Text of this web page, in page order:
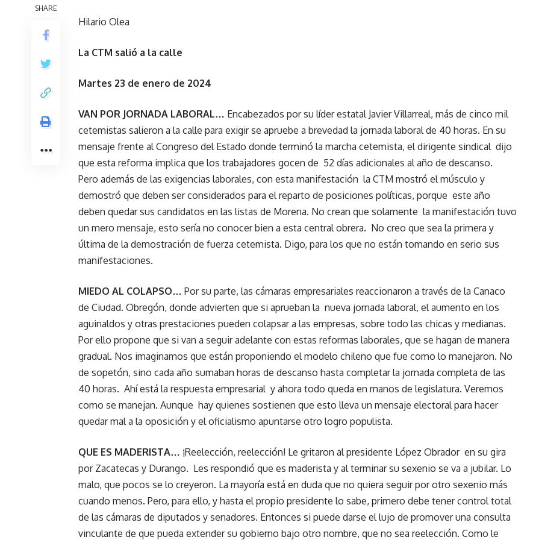
SHARE
Hilario Olea
La CTM salió a la calle
Martes 23 de enero de 2024
VAN POR JORNADA LABORAL… Encabezados por su líder estatal Javier Villarreal, más de cinco mil
cetemistas salieron a la calle para exigir se apruebe a brevedad la jornada laboral de 40 horas. En su
mensaje frente al Congreso del Estado donde terminó la marcha cetemista, el dirigente sindical dijo
que esta reforma implica que los trabajadores gocen de 52 días adicionales al año de descanso.
Pero además de las exigencias laborales, con esta manifestación la CTM mostró el músculo y
demostró que deben ser considerados para el reparto de posiciones políticas, porque este año
deben quedar sus candidatos en las listas de Morena. No crean que solamente la manifestación tuvo
un mero mensaje, esto sería no conocer bien a esta central obrera. No creo que sea la primera y
última de la demostración de fuerza cetemista. Digo, para los que no están tomando en serio sus
manifestaciones.
MIEDO AL COLAPSO… Por su parte, las cámaras empresariales reaccionaron a través de la Canaco
de Ciudad. Obregón, donde advierten que si aprueban la nueva jornada laboral, el aumento en los
aguinaldos y otras prestaciones pueden colapsar a las empresas, sobre todo las chicas y medianas.
Por ello propone que si van a seguir adelante con estas reformas laborales, que se hagan de manera
gradual. Nos imaginamos que están proponiendo el modelo chileno que fue como lo manejaron. No
de sopetón, sino cada año sumaban horas de descanso hasta completar la jornada completa de las
40 horas. Ahí está la respuesta empresarial y ahora todo queda en manos de legislatura. Veremos
como se manejan. Aunque hay quienes sostienen que esto lleva un mensaje electoral para hacer
quedar mal a la oposición y el oficialismo apuntarse otro logro populista.
QUE ES MADERISTA… ¡Reelección, reelección! Le gritaron al presidente López Obrador en su gira
por Zacatecas y Durango. Les respondió que es maderista y al terminar su sexenio se va a jubilar. Lo
malo, que pocos se lo creyeron. La mayoría está en duda que no quiera seguir por otro sexenio más
cuando menos. Pero, para ello, y hasta el propio presidente lo sabe, primero debe tener control total
de las cámaras de diputados y senadores. Entonces si puede darse el lujo de promover una consulta
vinculante de que pueda extender su gobierno bajo otro nombre, que no sea reelección. Como le